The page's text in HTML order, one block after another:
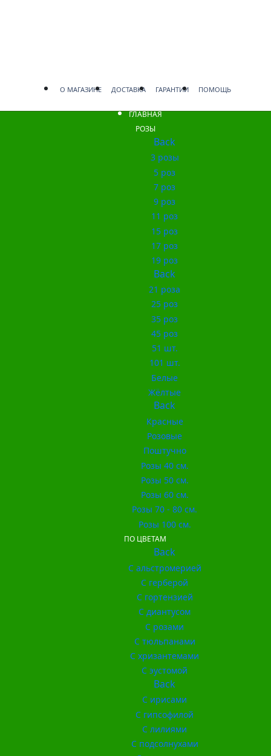
О МАГАЗИНЕ ДОСТАВКА ГАРАНТИИ ПОМОЩЬ
ГЛАВНАЯ
РОЗЫ
Back
3 розы
5 роз
7 роз
9 роз
11 роз
15 роз
17 роз
19 роз
Back
21 роза
25 роз
35 роз
45 роз
51 шт.
101 шт.
Белые
Жёлтые
Back
Красные
Розовые
Поштучно
Розы 40 см.
Розы 50 см.
Розы 60 см.
Розы 70 - 80 см.
Розы 100 см.
ПО ЦВЕТАМ
Back
С альстромерией
С герберой
С гортензией
С диантусом
С розами
С тюльпанами
С хризантемами
С эустомой
Back
С ирисами
С гипсофилой
С лилиями
С подсолнухами